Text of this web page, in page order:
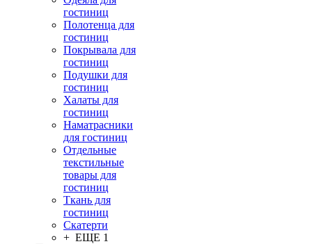
гостиниц
Полотенца для
гостиниц
Покрывала для
гостиниц
Подушки для
гостиниц
Халаты для
гостиниц
Наматрасники
для гостиниц
Отдельные
текстильные
товары для
гостиниц
Ткань для
гостиниц
Скатерти
+ ЕЩЕ 1